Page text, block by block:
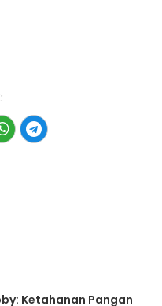
Ketahanan Pangan